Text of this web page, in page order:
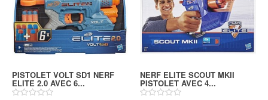
PISTOLET VOLT SD1 NERF
ELITE 2.0 AVEC 6...
NERF ELITE SCOUT MKII
PISTOLET AVEC 4...